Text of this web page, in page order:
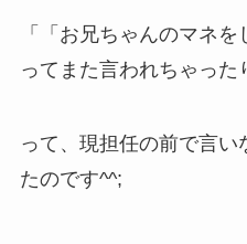
「「お兄ちゃんのマネを
ってまた言われちゃった
って、現担任の前で言
たのです^^;